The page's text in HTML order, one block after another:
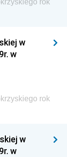
i Głównego
Dziedzictwa
i
i
w
w
rok
w
w